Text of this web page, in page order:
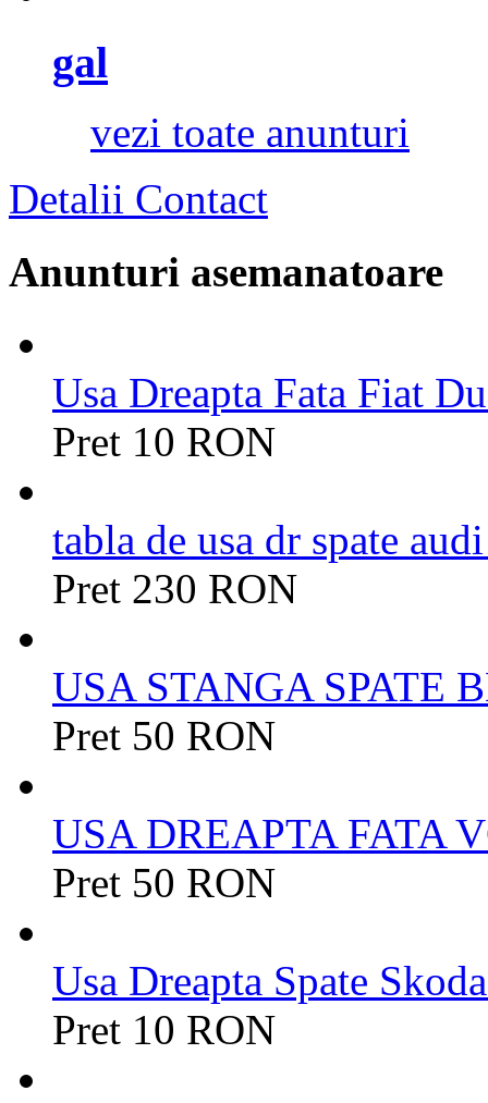
gal
vezi toate anunturi
Detalii Contact
Anunturi asemanatoare
Usa Dreapta Fata Fiat
Pret 10 RON
tabla de usa dr spate
Pret 230 RON
USA STANGA SPATE
Pret 50 RON
USA DREAPTA FATA
Pret 50 RON
Usa Dreapta Spate
Pret 10 RON